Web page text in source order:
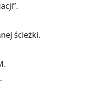
ścieżki.